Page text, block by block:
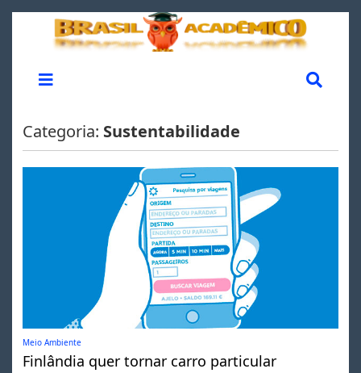
Categoria: Sustentabilidade
Meio Ambiente
Finlândia quer tornar carro particular